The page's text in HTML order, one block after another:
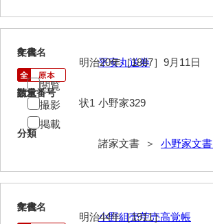
大村益次郎文書
大本氏収集文書
岡家文書（周南市）
岡藤家文書
8
文書名
平安丸送券
請求番号
小野家329
分類
諸家文書 ＞ 小野家文書
年代
明治20年［1887］9月11日
数量
状1
閲覧
撮影
掲載
9
文書名
小野組売苧売高覚帳
年代
明治44年［1911］